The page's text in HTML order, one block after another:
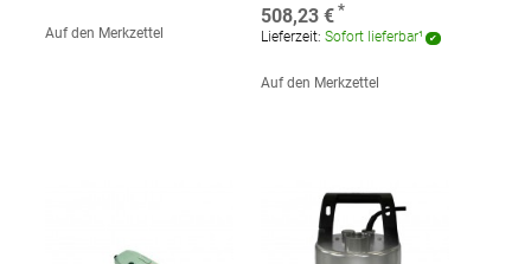
Auf den Merkzettel
508,23 €
Lieferzeit: Sofort lieferbar¹
Auf den Merkzettel